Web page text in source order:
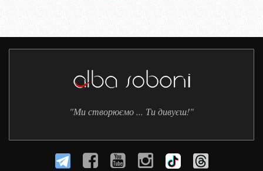
"Ми створюємо ... Ти дивуєш!"